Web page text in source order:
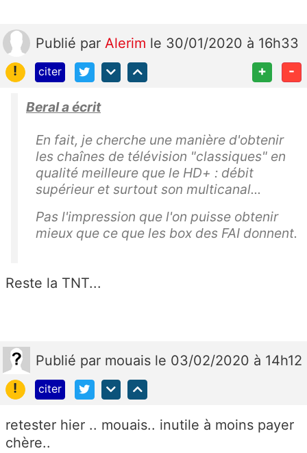
Publié par Alerim le 30/01/2020 à 16h33
!
citer + -
Beral a écrit
En fait, je cherche une manière d'obtenir
les chaînes de télévision "classiques" en
qualité meilleure que le HD+ : débit
supérieur et surtout son multicanal...
Pas l'impression que l'on puisse obtenir
mieux que ce que les box des FAI donnent.
Reste la TNT...
Publié par mouais le 03/02/2020 à 14h12
!
citer
retester hier .. mouais.. inutile à moins payer
chère..